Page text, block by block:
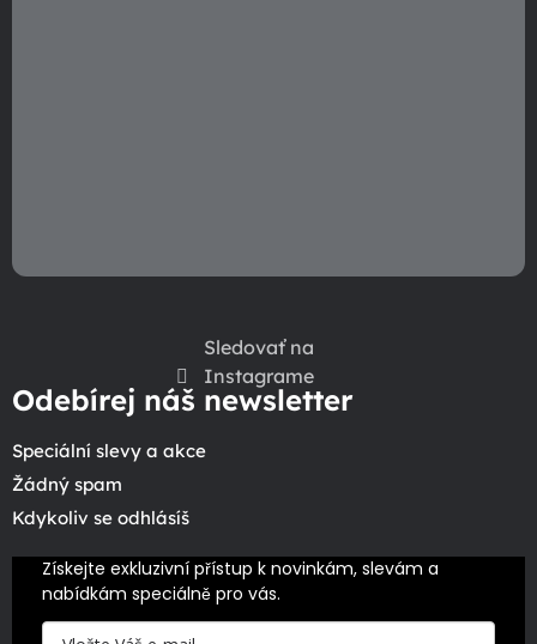
Sledovať na
Instagrame
Odebírej náš newsletter
Speciální slevy a akce
Žádný spam
Kdykoliv se odhlásíš
Získejte exkluzivní přístup k novinkám, slevám a
nabídkám speciálně pro vás.